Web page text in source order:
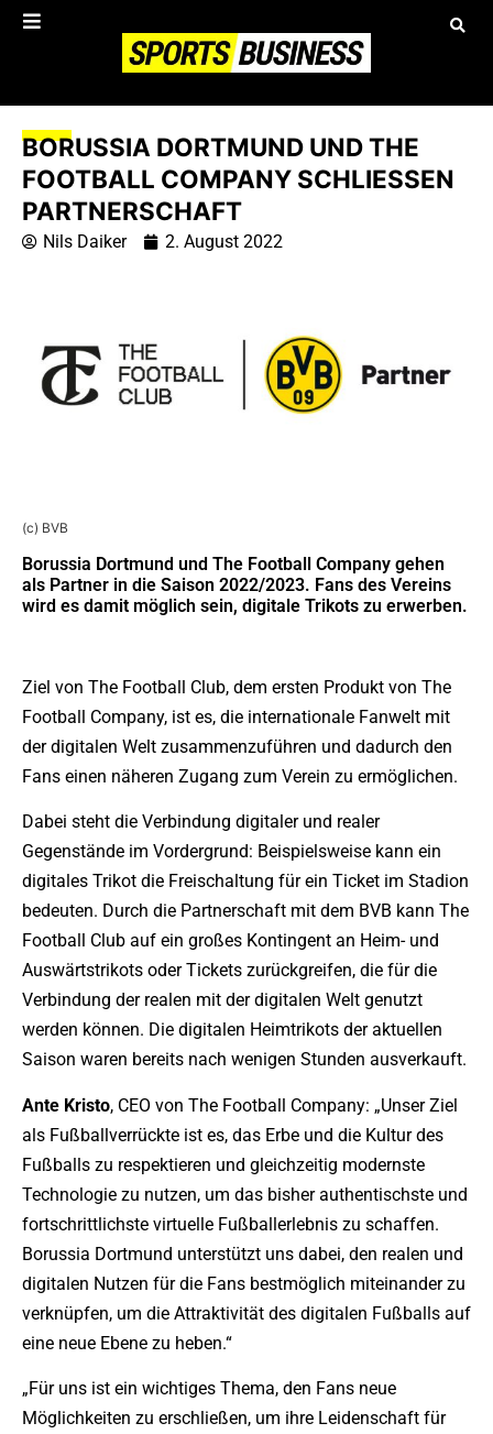
BORUSSIA DORTMUND UND THE
FOOTBALL COMPANY SCHLIESSEN P
ARTNERSCHAFT
Nils Daiker 2. August 2022
(c) BVB
Borussia Dortmund und The Football Company gehen
als Partner in die Saison 2022/2023. Fans des Vereins
wird es damit möglich sein, digitale Trikots zu erwerben.
Ziel von The Football Club, dem ersten Produkt von The
Football Company, ist es, die internationale Fanwelt mit
der digitalen Welt zusammenzuführen und dadurch den
Fans einen näheren Zugang zum Verein zu ermöglichen.
Dabei steht die Verbindung digitaler und realer
Gegenstände im Vordergrund: Beispielsweise kann ein
digitales Trikot die Freischaltung für ein Ticket im Stadion
bedeuten. Durch die Partnerschaft mit dem BVB kann The
Football Club auf ein großes Kontingent an Heim- und
Auswärtstrikots oder Tickets zurückgreifen, die für die
Verbindung der realen mit der digitalen Welt genutzt
werden können. Die digitalen Heimtrikots der aktuellen
Saison waren bereits nach wenigen Stunden ausverkauft.
Ante Kristo, CEO von The Football Company: „Unser Ziel
als Fußballverrückte ist es, das Erbe und die Kultur des
Fußballs zu respektieren und gleichzeitig modernste
Technologie zu nutzen, um das bisher authentischste und
fortschrittlichste virtuelle Fußballerlebnis zu schaffen.
Borussia Dortmund unterstützt uns dabei, den realen und
digitalen Nutzen für die Fans bestmöglich miteinander zu
verknüpfen, um die Attraktivität des digitalen Fußballs auf
eine neue Ebene zu heben.“
„Für uns ist ein wichtiges Thema, den Fans neue
Möglichkeiten zu erschließen, um ihre Leidenschaft für